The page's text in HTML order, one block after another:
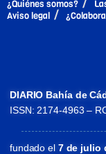
¿Quiénes somos?
Aviso legal
DIARIO Bahía de
ISSN: 2174-4963 –
fundado el7 de julio